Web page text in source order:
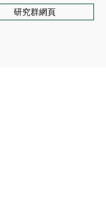
研究群網頁